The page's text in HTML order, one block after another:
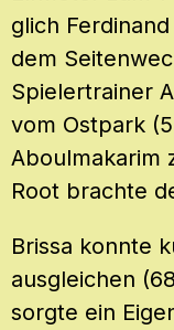
glich
dem
Spielertrainer
vom Ostpark
Aboulmakarim
Root brachte
Brissa konnte
ausgleichen
sorgte ein